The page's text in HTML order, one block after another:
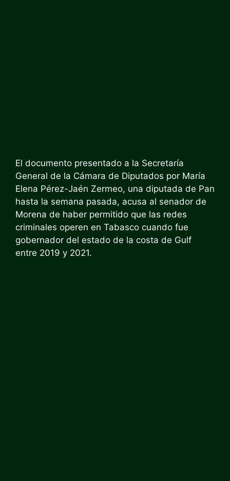
El documento presentado a la Secretaría
General de la Cámara de Diputados por María
Elena Pérez-Jaén Zermeo, una diputada de Pan
hasta la semana pasada, acusa al senador de
Morena de haber permitido que las redes
criminales operen en Tabasco cuando fue
gobernador del estado de la costa de Gulf
entre 2019 y 2021.